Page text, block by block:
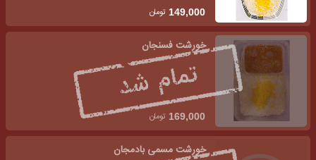
149,000 تومان
خورشت فسنجان
169,000 تومان
خورشت مسمی بادمجان